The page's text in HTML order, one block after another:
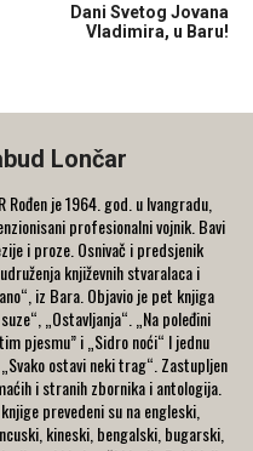
Dani Svetog Jovana
Vladimira, u Baru!
Lončar
Rođen je 1964. god. u Ivangradu,
profesionalni vojnik. Bavi
i proze. Osnivač i predsjenik
književnih stvaralaca i
iz Bara. Objavio je pet knjiga
„Ostavljanja“. „Na poleđini
pjesmu” i „Sidro noći“ I jednu
ostavi neki trag“. Zastupljen
i stranih zbornika i antologija.
prevedeni su na engleski,
kineski, bengalski, bugarski,